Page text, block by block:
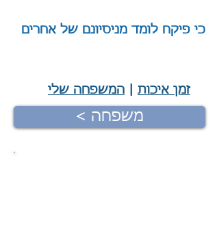
כי פיקח לומד מניסיונם של אחרים
זמן איכות המשפחה שלי
< משפחה